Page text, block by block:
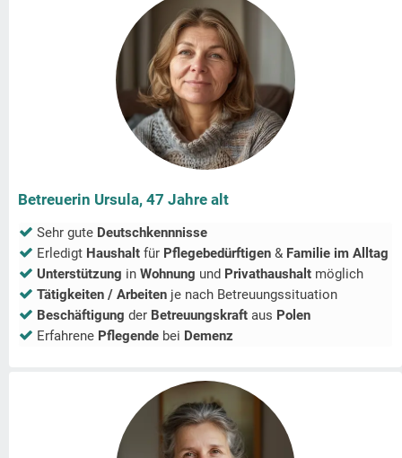
Betreuerin Ursula, 47 Jahre alt
Sehr gute Deutschkennnisse
Erledigt Haushalt für Pflegebedürftigen & Familie im Alltag
Unterstützung in Wohnung und Privathaushalt möglich
Tätigkeiten / Arbeiten je nach Betreuungssituation
Beschäftigung der Betreuungskraft aus Polen
Erfahrene Pflegende bei Demenz